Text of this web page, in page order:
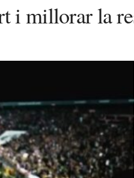
i millorar la